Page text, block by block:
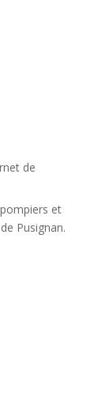
de
et
Pusignan.